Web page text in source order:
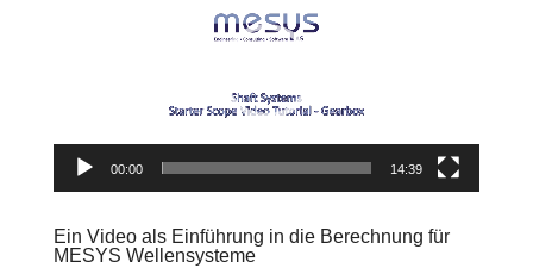
00:00 14:39
Ein Video als Einführung in die Berechnung für
MESYS Wellensysteme